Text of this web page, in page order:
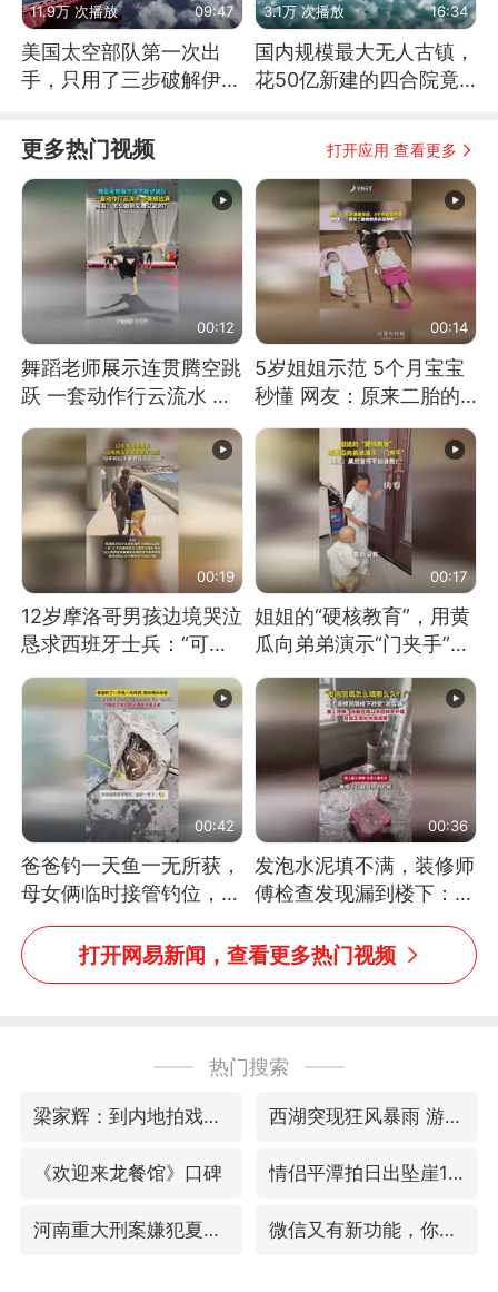
11.9万 次播放 09:47
美国太空部队第一次出
手，只用了三步破解伊朗
3.1万 次播放 16:34
国内规模最大无人古镇，
花50亿新建的四合院竟
更多热门视频 打开应用 查看更多
00:12
舞蹈老师展示连贯腾空跳
跃 一套动作行云流水 节
奏感拉满 网友：怎么做
到又舞又武的？
00:14
5岁姐姐示范 5个月宝宝
秒懂 网友：原来二胎的
快乐长这样
00:19
12岁摩洛哥男孩边境哭泣
恳求西班牙士兵：“可不
可以不要把我遣返回国”
00:17
姐姐的“硬核教育”，用黄
瓜向弟弟演示“门夹手”，
网友：果然言传不如身
教！
00:42
爸爸钓一天鱼一无所获，
母女俩临时接管钓位，用
玩具鱼竿钓上大鱼
00:36
发泡水泥填不满，装修师
傅检查发现漏到楼下：出
风口未延伸到外墙
打开网易新闻，查看更多热门视频
热门搜索
梁家辉：到内地拍戏不是北上是回归 西湖突现狂风暴雨 游客瞬间被浇透
《欢迎来龙餐馆》口碑 情侣平潭拍日出坠崖1死1伤
河南重大刑案嫌犯夏某钢落网 微信又有新功能，你可以“撤回”你的撤回了！